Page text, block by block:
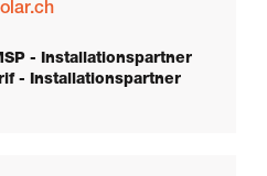
- Installationspartner
- Installationspartner